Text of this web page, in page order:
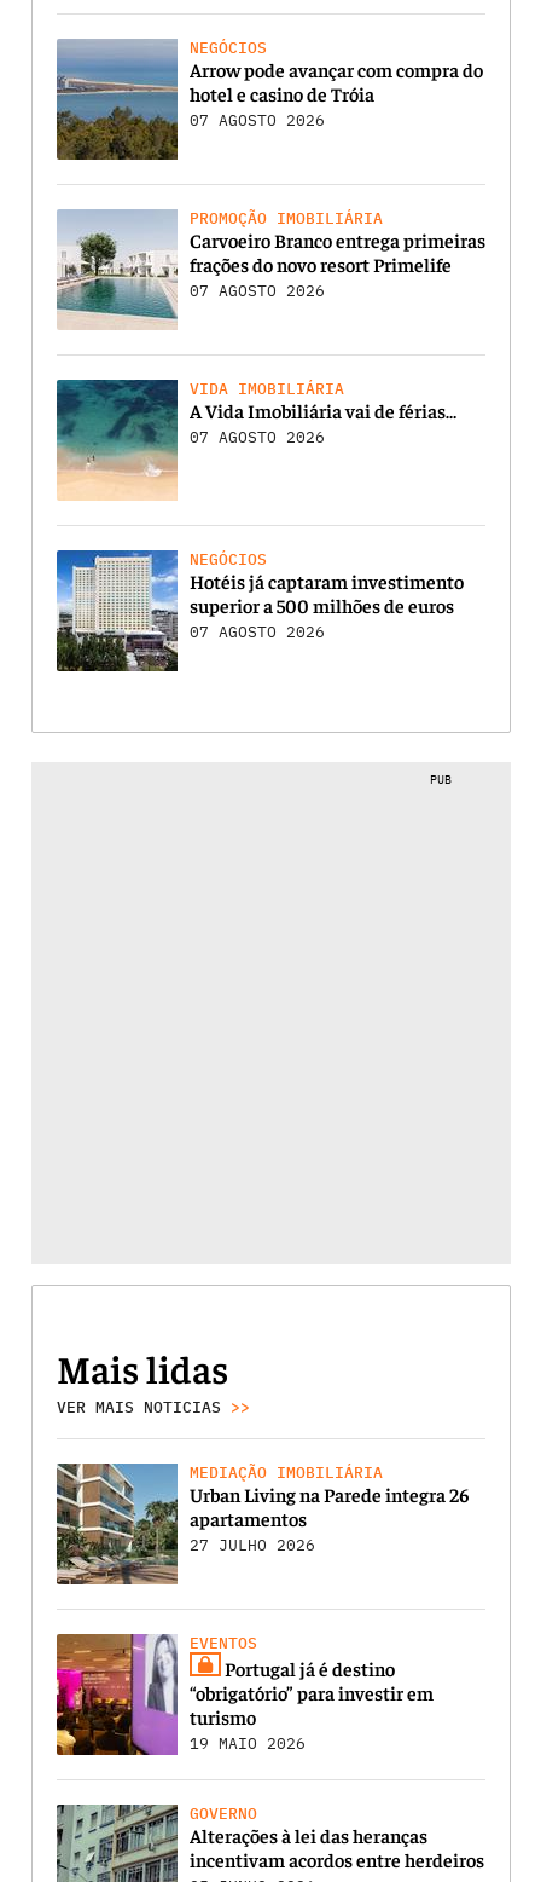
NEGÓCIOS
Arrow pode avançar com compra do
hotel e casino de Tróia
07 AGOSTO 2026
PROMOÇÃO IMOBILIÁRIA
Carvoeiro Branco entrega primeiras
frações do novo resort Primelife
07 AGOSTO 2026
VIDA IMOBILIÁRIA
A Vida Imobiliária vai de férias…
07 AGOSTO 2026
NEGÓCIOS
Hotéis já captaram investimento
superior a 500 milhões de euros
07 AGOSTO 2026
PUB
Mais lidas
VER MAIS NOTICIAS >>
MEDIAÇÃO IMOBILIÁRIA
Urban Living na Parede integra 26
apartamentos
27 JULHO 2026
EVENTOS
Portugal já é destino
“obrigatório” para investir em
turismo
19 MAIO 2026
GOVERNO
Alterações à lei das heranças
incentivam acordos entre herdeiros